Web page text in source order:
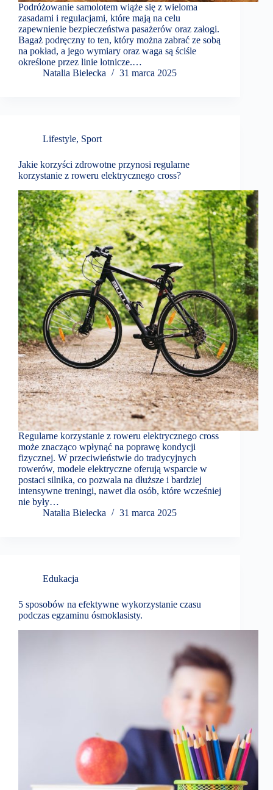
Podróżowanie samolotem wiąże się z wieloma
zasadami i regulacjami, które mają na celu
zapewnienie bezpieczeństwa pasażerów oraz załogi.
Bagaż podręczny to ten, który można zabrać ze sobą
na pokład, a jego wymiary oraz waga są ściśle
określone przez linie lotnicze.…
Natalia Bielecka
31 marca 2025
Lifestyle, Sport
Jakie korzyści zdrowotne przynosi regularne
korzystanie z roweru elektrycznego cross?
Regularne korzystanie z roweru elektrycznego cross
może znacząco wpłynąć na poprawę kondycji
fizycznej. W przeciwieństwie do tradycyjnych
rowerów, modele elektryczne oferują wsparcie w
postaci silnika, co pozwala na dłuższe i bardziej
intensywne treningi, nawet dla osób, które wcześniej
nie były…
Natalia Bielecka
31 marca 2025
Edukacja
5 sposobów na efektywne wykorzystanie czasu
podczas egzaminu ósmoklasisty.